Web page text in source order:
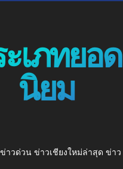
เภทยอด
นิยม
าวด่วน ข่าวเชียงใหม่ล่าสุด ข่าว